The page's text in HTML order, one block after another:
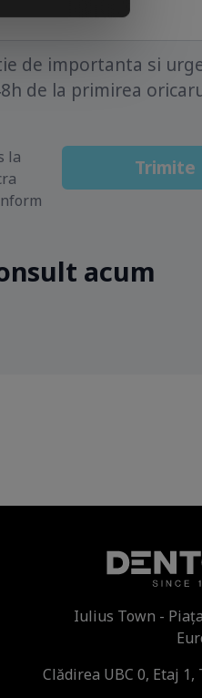
de importanta si
de la primirea
la
Trimite
acum
Iulius Town -
Clădirea UBC 0, Etaj